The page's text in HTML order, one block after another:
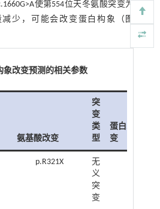
使第554位天冬氨酸突变为
少，可能会改变蛋白构象（ 图
象改变预测的相关参数
氨基酸改变
突
变
类
型
蛋白改
变
p.R321X
无
义
突
变